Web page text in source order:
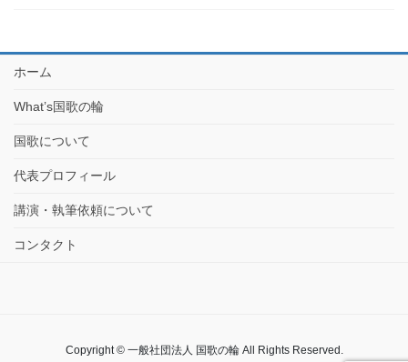
ホーム
What’s国歌の輪
国歌について
代表プロフィール
講演・執筆依頼について
コンタクト
Copyright © 一般社団法人 国歌の輪 All Rights Reserved.